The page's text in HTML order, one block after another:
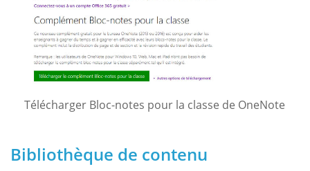
Télécharger Bloc-notes pour la classe de OneNote
Bibliothèque de contenu